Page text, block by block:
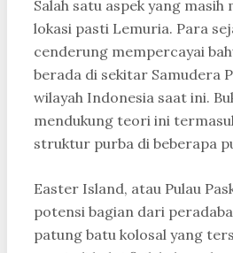
Salah satu aspek yang
lokasi pasti Lemuria. Para
cenderung mempercayai
berada di sekitar Samudera
wilayah Indonesia saat ini.
mendukung teori ini
struktur purba di beberapa
Easter Island, atau Pulau
potensi bagian dari
patung batu kolosal yang